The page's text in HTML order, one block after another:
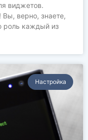
виджетов.
Вы, верно, знаете,
роль каждый из
Настройка